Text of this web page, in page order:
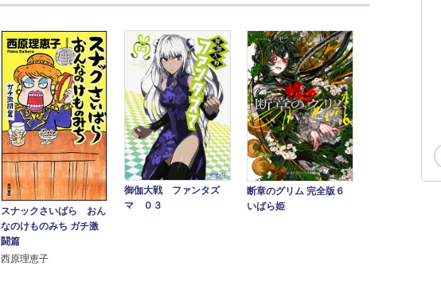
スナックさいばら おん
なのけものみち ガチ激
闘篇
西原理恵子
御伽大戦 ファンタズ
マ ０３
断章のグリム 完全版６
いばら姫